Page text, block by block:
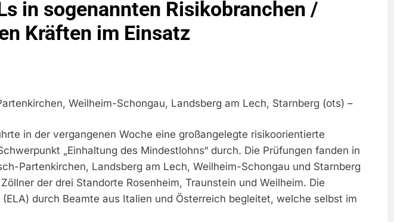
Kontrolliert Grenzüberschreitenden Verkehr / Waffenfund Im
45.000 Euro Sozialleistungen Ermittlungen Der Finanzkontrolle
Wegen Betrugs
Mitglied Einer Kriminellen Vereinigung Geht Ins Netz –
Einsatzmaßnahmen Der Bundespolizei In Saarbrücken
in sogenannten Risikobranchen /
Kräften im Einsatz
Weilheim-Schongau, Landsberg am Lech, Starnberg (ots) –
in der vergangenen Woche eine großangelegte risikoorientierte
„Einhaltung des Mindestlohns“ durch. Die Prüfungen fanden in
Partenkirchen, Landsberg am Lech, Weilheim-Schongau und Starnberg
der drei Standorte Rosenheim, Traunstein und Weilheim. Die
durch Beamte aus Italien und Österreich begleitet, welche selbst im